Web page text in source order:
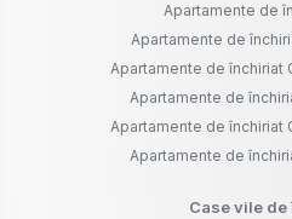
Apartamente de
Apartamente de
Apartamente de închiriat
Apartamente de
Apartamente de închiriat
Apartamente de
Case vile